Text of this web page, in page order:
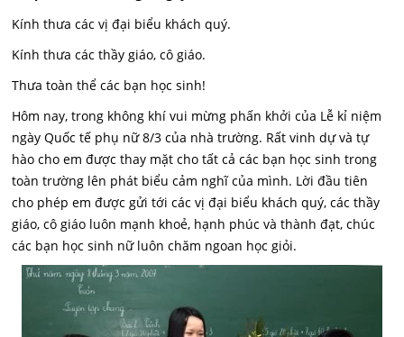
Kính thưa các vị đại biểu khách quý.
Kính thưa các thầy giáo, cô giáo.
Thưa toàn thể các bạn học sinh!
Hôm nay, trong không khí vui mừng phấn khởi của Lễ kỉ niệm
ngày Quốc tế phụ nữ 8/3 của nhà trường. Rất vinh dự và tự
hào cho em được thay mặt cho tất cả các bạn học sinh trong
toàn trường lên phát biểu cảm nghĩ của mình. Lời đầu tiên
cho phép em được gửi tới các vị đại biểu khách quý, các thầy
giáo, cô giáo luôn mạnh khoẻ, hạnh phúc và thành đạt, chúc
các bạn học sinh nữ luôn chăm ngoan học giỏi.